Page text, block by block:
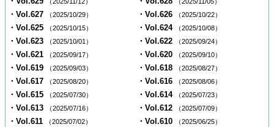
・Vol.627 （2025/10/29） ・Vol.626 （2025/10/22）
・Vol.625 （2025/10/15） ・Vol.624 （2025/10/08）
・Vol.623 （2025/10/01） ・Vol.622 （2025/09/24）
・Vol.621 （2025/09/17） ・Vol.620 （2025/09/10）
・Vol.619 （2025/09/03） ・Vol.618 （2025/08/27）
・Vol.617 （2025/08/20） ・Vol.616 （2025/08/06）
・Vol.615 （2025/07/30） ・Vol.614 （2025/07/23）
・Vol.613 （2025/07/16） ・Vol.612 （2025/07/09）
・Vol.611 （2025/07/02） ・Vol.610 （2025/06/25）